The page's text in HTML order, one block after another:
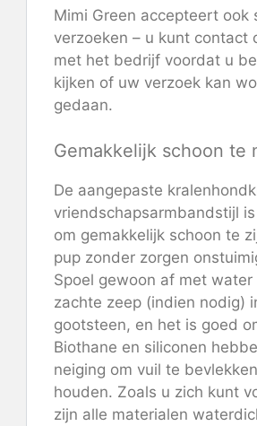
Mimi Green accepteert ook
verzoeken – u kunt contact
met het bedrijf voordat u
kijken of uw verzoek kan
gedaan.
Gemakkelijk schoon te
De aangepaste
vriendschapsarmbandstijl
om gemakkelijk schoon te
pup zonder zorgen
Spoel gewoon af met water
zachte zeep (indien nodig)
gootsteen, en het is goed
Biothane en siliconen
neiging om vuil te
houden. Zoals u zich kunt
zijn alle materialen